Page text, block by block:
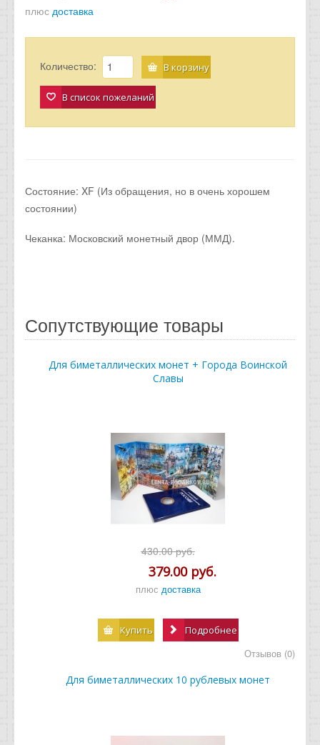
плюс доставка
Количество: В корзину
В список пожеланий
Состояние: XF (Из обращения, но в очень хорошем
состоянии)
Чеканка: Московский монетный двор (ММД).
Сопутствующие товары
Для биметаллических монет + Города Воинской
Славы
430.00 руб.
379.00 руб.
плюс доставка
Купить Подробнее
Отзывов (0)
Для биметаллических 10 рублевых монет